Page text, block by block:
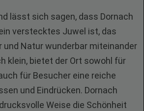
lässt sich sagen, dass Dornach
verstecktes Juwel ist, das
und Natur wunderbar miteinander
klein, bietet der Ort sowohl für
für Besucher eine reiche
und Eindrücken. Dornach
Weise die Schönheit